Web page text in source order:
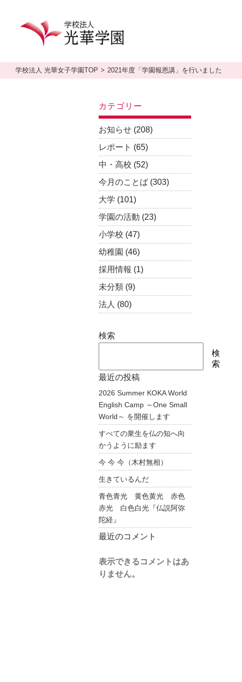
学校法人 光華女子学園TOP 2021年度「学園報恩講」を行いました
カテゴリー
お知らせ (208)
レポート (65)
中・高校 (52)
今月のことば (303)
大学 (101)
学園の活動 (23)
小学校 (47)
幼稚園 (46)
採用情報 (1)
未分類 (9)
法人 (80)
検索
検
索
最近の投稿
2026 Summer KOKA World
English Camp ～One Small
World～ を開催します
すべての衆生を仏の知へ向
かうように励ます
今 今 今（木村無相）
生きているんだ
青色青光 黄色黄光 赤色
赤光 白色白光『仏説阿弥
陀経』
最近のコメント
表示できるコメントはあ
りません。